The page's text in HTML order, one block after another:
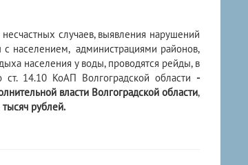
случаев, выявления нарушений
населением, администрациями районов,
населения у воды, проводятся рейды, в
ст. 14.10 КоАП Волгоградской области -
власти Волгоградской области,
рублей.